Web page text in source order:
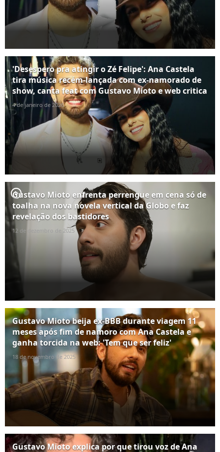
'Desespero pra atingir o Zé Felipe': Ana Castela
tira música recém-lançada com ex-namorado de
show, canta feat com Gustavo Mioto e web critica
4 de janeiro de 2026
player2
Gustavo Mioto enfrenta perrengue em cena só de
toalha na nova novela vertical da Globo e faz
revelação dos bastidores
12 de dezembro de 2025
Gustavo Mioto beija ex-BBB durante viagem 11
meses após fim de namoro com Ana Castela e
ganha torcida na web: 'Tem que ser feliz'
18 de novembro de 2025
Gustavo Mioto explica por que tirou voz de Ana